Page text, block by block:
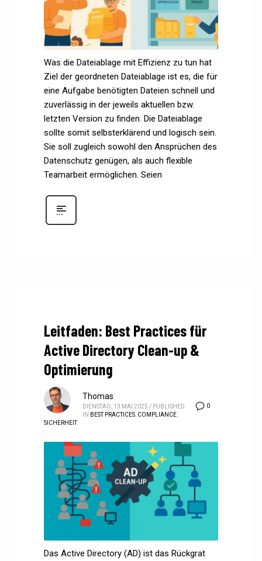
Was die Dateiablage mit Effizienz zu tun hat
Ziel der geordneten Dateiablage ist es, die für
eine Aufgabe benötigten Dateien schnell und
zuverlässig in der jeweils aktuellen bzw.
letzten Version zu finden. Die Dateiablage
sollte somit selbsterklärend und logisch sein.
Sie soll zugleich sowohl den Ansprüchen des
Datenschutz genügen, als auch flexible
Teamarbeit ermöglichen. Seien
Leitfaden: Best Practices für
Active Directory Clean-up &
Optimierung
0
Thomas
DIENSTAG, 13 MAI 2025 / PUBLISHED
IN BEST PRACTICES COMPLIANCE
SICHERHEIT
Das Active Directory (AD) ist das Rückgrat